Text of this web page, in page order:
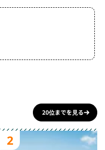
20位までを見る
2